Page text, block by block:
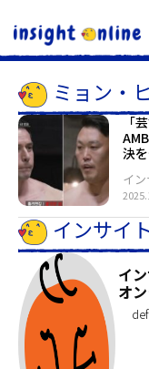
ミョン・
「
決
イ
インサイ
イ
オ